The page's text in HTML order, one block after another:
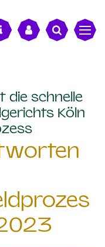
die schnelle
Köln
: